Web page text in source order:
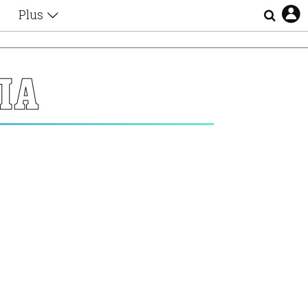
Plus
Αφιερώματα
Ζώδια